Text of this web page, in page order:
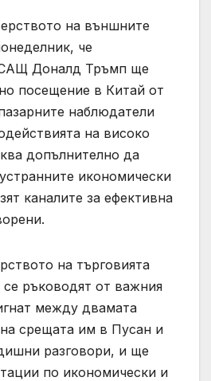
на външните
че
Доналд Тръмп ще
посещение в Китай от
наблюдатели
на високо
допълнително да
икономически
каналите за ефективна
на търговията
ръководят от важния
между двамата
срещата им в Пусан и
разговори, и ще
по икономически и